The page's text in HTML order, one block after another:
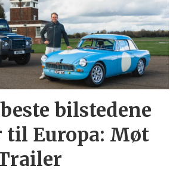
bilstedene
til Europa: Møt